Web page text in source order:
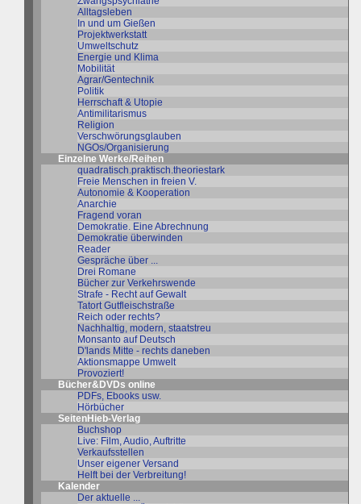
Alltagsleben
In und um Gießen
Projektwerkstatt
Umweltschutz
Energie und Klima
Mobilität
Agrar/Gentechnik
Politik
Herrschaft & Utopie
Antimilitarismus
Religion
Verschwörungsglauben
NGOs/Organisierung
Einzelne Werke/Reihen
quadratisch.praktisch.theoriestark
Freie Menschen in freien V.
Autonomie & Kooperation
Anarchie
Fragend voran
Demokratie. Eine Abrechnung
Demokratie überwinden
Reader
Gespräche über ...
Drei Romane
Bücher zur Verkehrswende
Strafe - Recht auf Gewalt
Tatort Gutfleischstraße
Reich oder rechts?
Nachhaltig, modern, staatstreu
Monsanto auf Deutsch
D'lands Mitte - rechts daneben
Aktionsmappe Umwelt
Provoziert!
Bücher&DVDs online
PDFs, Ebooks usw.
Hörbücher
SeitenHieb-Verlag
Buchshop
Live: Film, Audio, Auftritte
Verkaufsstellen
Unser eigener Versand
Helft bei der Verbreitung!
Kalender
Der aktuelle ...